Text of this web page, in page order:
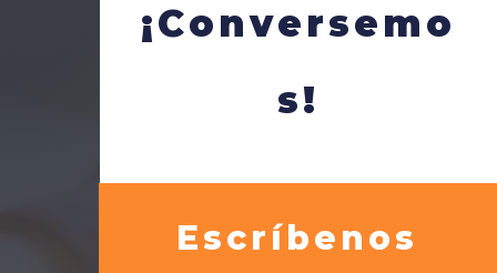
¡Conversemo
s!
Escríbenos